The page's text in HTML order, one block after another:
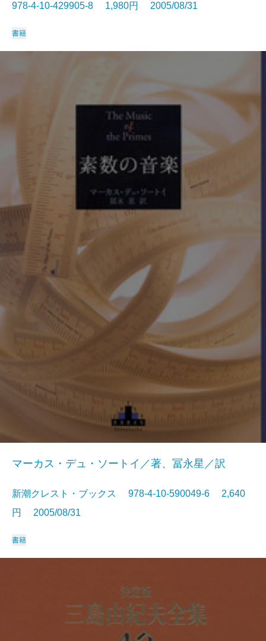
978-4-10-429905-8 1,980円 2005/08/31
書籍
マーカス・デュ・ソートイ／著、冨永星／訳
新潮クレスト・ブックス 978-4-10-590049-6 2,640
円 2005/08/31
書籍